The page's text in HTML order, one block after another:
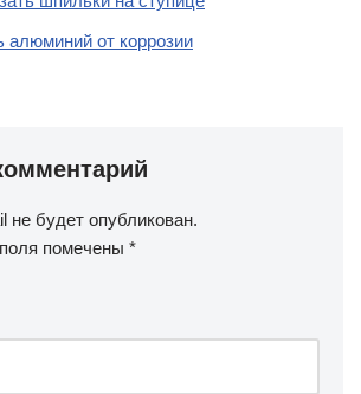
алюминий от коррозии
не будет опубликован.
помечены *